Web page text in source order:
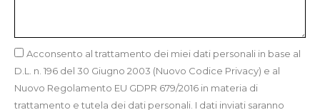
Acconsento al trattamento dei miei dati personali in base al
D.L. n. 196 del 30 Giugno 2003 (Nuovo Codice Privacy) e al
Nuovo Regolamento EU GDPR 679/2016 in materia di
trattamento e tutela dei dati personali. I dati inviati saranno